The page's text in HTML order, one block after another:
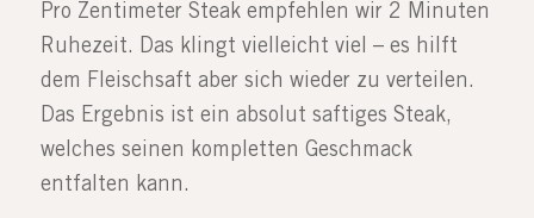
Pro Zentimeter Steak empfehlen wir 2 Minuten
Ruhezeit. Das klingt vielleicht viel – es hilft
dem Fleischsaft aber sich wieder zu verteilen.
Das Ergebnis ist ein absolut saftiges Steak,
welches seinen kompletten Geschmack
entfalten kann.